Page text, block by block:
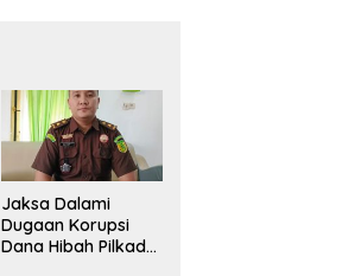
Jaksa Dalami
Dugaan Korupsi
Dana Hibah Pilkada